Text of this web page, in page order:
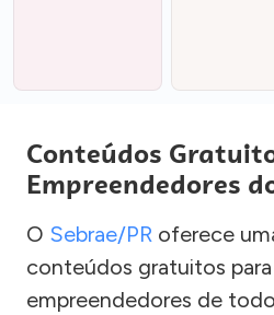
Conteúdos
Empreendedores
O Sebrae/PR oferece
conteúdos gratuitos
empreendedores de